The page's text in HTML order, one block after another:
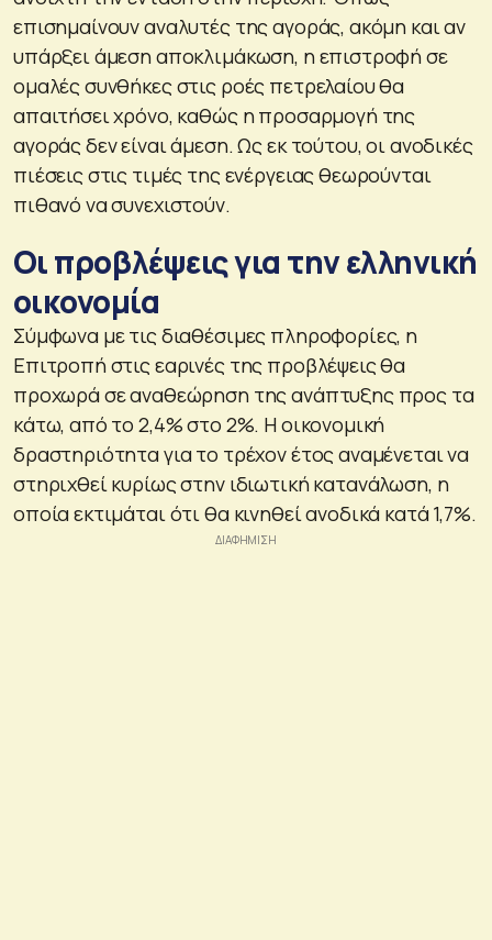
επισημαίνουν αναλυτές της αγοράς, ακόμη και αν
υπάρξει άμεση αποκλιμάκωση, η επιστροφή σε
ομαλές συνθήκες στις ροές πετρελαίου θα
απαιτήσει χρόνο, καθώς η προσαρμογή της
αγοράς δεν είναι άμεση. Ως εκ τούτου, οι ανοδικές
πιέσεις στις τιμές της ενέργειας θεωρούνται
πιθανό να συνεχιστούν.
Οι προβλέψεις για την ελληνική
οικονομία
Σύμφωνα με τις διαθέσιμες πληροφορίες, η
Επιτροπή στις εαρινές της προβλέψεις θα
προχωρά σε αναθεώρηση της ανάπτυξης προς τα
κάτω, από το 2,4% στο 2%. Η οικονομική
δραστηριότητα για το τρέχον έτος αναμένεται να
στηριχθεί κυρίως στην ιδιωτική κατανάλωση, η
οποία εκτιμάται ότι θα κινηθεί ανοδικά κατά 1,7%.